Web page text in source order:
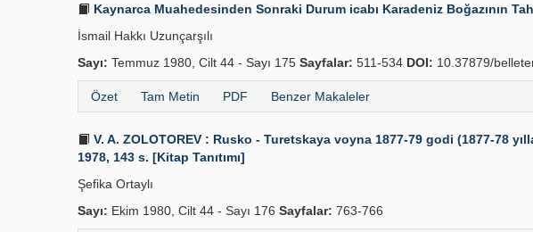
Kaynarca Muahedesinden Sonraki Durum icabı Karadeniz Boğazının
İsmail Hakkı Uzunçarşılı
Sayı: Temmuz 1980, Cilt 44 - Sayı 175 Sayfalar: 511-534 DOI: 10.37879/
Özet Tam Metin PDF Benzer Makaleler
V. A. ZOLOTOREV : Rusko - Turetskaya voyna 1877-79 godi (1877-78
1978, 143 s. [Kitap Tanıtımı]
Şefika Ortaylı
Sayı: Ekim 1980, Cilt 44 - Sayı 176 Sayfalar: 763-766